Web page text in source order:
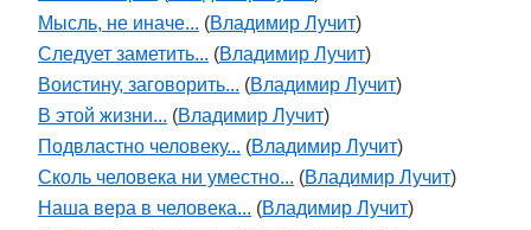
Мысль, не иначе... (Владимир Лучит)
Следует заметить... (Владимир Лучит)
Воистину, заговорить... (Владимир Лучит)
В этой жизни... (Владимир Лучит)
Подвластно человеку... (Владимир Лучит)
Сколь человека ни уместно... (Владимир Лучит)
Наша вера в человека... (Владимир Лучит)